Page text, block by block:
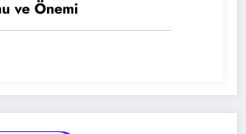
ve Önemi